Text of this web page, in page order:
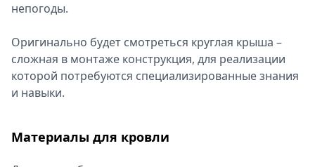
непогоды.
Оригинально будет смотреться круглая крыша –
сложная в монтаже конструкция, для реализации
которой потребуются специализированные знания
и навыки.
Материалы для кровли